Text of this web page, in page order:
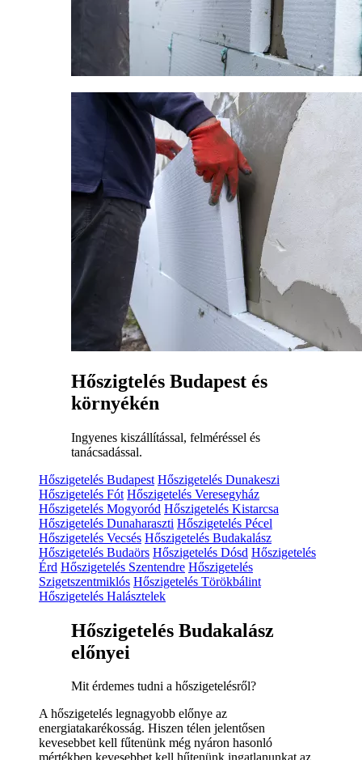
Hőszigtelés Budapest és
környékén
Ingyenes kiszállítással, felméréssel és
tanácsadással.
Hőszigetelés Budapest Hőszigetelés Dunakeszi
Hőszigetelés Fót Hőszigetelés Veresegyház
Hőszigetelés Mogyoród Hőszigetelés Kistarcsa
Hőszigetelés Dunaharaszti Hőszigetelés Pécel
Hőszigetelés Vecsés Hőszigetelés Budakalász
Hőszigetelés Budaörs Hőszigetelés Dósd Hőszigetelés
Érd Hőszigetelés Szentendre Hőszigetelés
Szigetszentmiklós Hőszigetelés Törökbálint
Hőszigetelés Halásztelek
Hőszigetelés Budakalász
előnyei
Mit érdemes tudni a hőszigetelésről?
A hőszigetelés legnagyobb előnye az
energiatakarékosság. Hiszen télen jelentősen
kevesebbet kell fűtenünk még nyáron hasonló